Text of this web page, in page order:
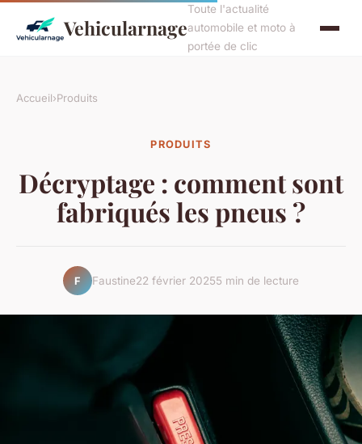
Vehicularnage
Toute l'actualité
automobile et moto à
portée de clic
Accueil›Produits
PRODUITS
Décryptage : comment sont
fabriqués les pneus ?
F Faustine22 février 20255 min de lecture